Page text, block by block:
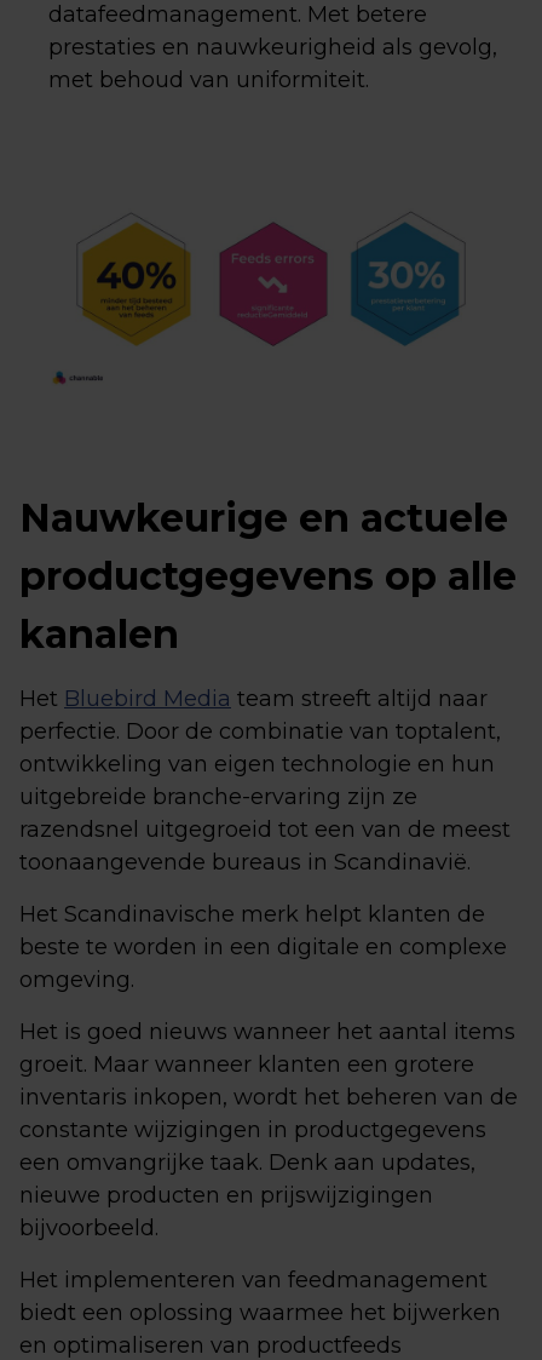
datafeedmanagement. Met betere
prestaties en nauwkeurigheid als gevolg,
met behoud van uniformiteit.
Nauwkeurige en actuele
productgegevens op alle
kanalen
Het Bluebird Media team streeft altijd naar
perfectie. Door de combinatie van toptalent,
ontwikkeling van eigen technologie en hun
uitgebreide branche-ervaring zijn ze
razendsnel uitgegroeid tot een van de meest
toonaangevende bureaus in Scandinavië.
Het Scandinavische merk helpt klanten de
beste te worden in een digitale en complexe
omgeving.
Het is goed nieuws wanneer het aantal items
groeit. Maar wanneer klanten een grotere
inventaris inkopen, wordt het beheren van de
constante wijzigingen in productgegevens
een omvangrijke taak. Denk aan updates,
nieuwe producten en prijswijzigingen
bijvoorbeeld.
Het implementeren van feedmanagement
biedt een oplossing waarmee het bijwerken
en optimaliseren van productfeeds